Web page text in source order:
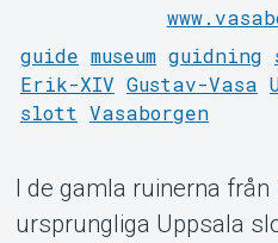
Om
guide museum guidning
Erik-XIV Gustav-Vasa
slott Vasaborgen
I de gamla ruinerna
ursprungliga Uppsala